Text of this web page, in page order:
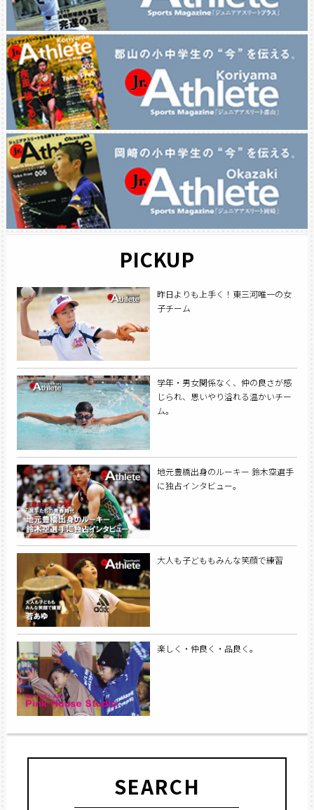
PICKUP
昨日よりも上手く！東三河唯一の女
子チーム
学年・男女関係なく、仲の良さが感
じられ、思いやり溢れる温かいチー
ム。
地元豊橋出身のルーキー 鈴木空選手
に独占インタビュー。
大人も子どももみんな笑顔で練習
楽しく・仲良く・品良く。
SEARCH